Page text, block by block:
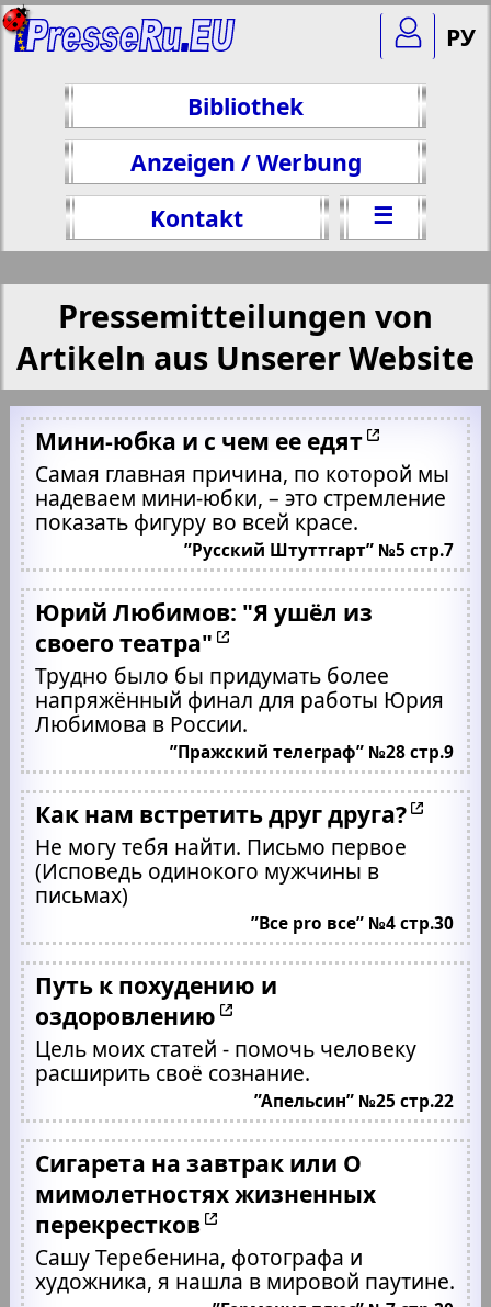
Bibliothek
Anzeigen / Werbung
Kontakt
☰
РУ
Pressemitteilungen von
Artikeln aus Unserer Website
Мини-юбка и с чем ее едят
Самая главная причина, по которой мы
надеваем мини-юбки, – это стремление
показать фигуру во всей красе.
”Русский Штуттгарт” №5 стр.7
Юрий Любимов: "Я ушёл из
своего театра"
Трудно было бы придумать более
напряжённый финал для работы Юрия
Любимова в России.
”Пражский телеграф” №28 стр.9
Как нам встретить друг друга?
Не могу тебя найти. Письмо первое
(Исповедь одинокого мужчины в
письмах)
”Все pro все” №4 стр.30
Путь к похудению и
оздоровлению
Цель моих статей - помочь человеку
расширить своё сознание.
”Апельсин” №25 стр.22
Сигарета на завтрак или О
мимолетностях жизненных
перекрестков
Сашу Теребенина, фотографа и
художника, я нашла в мировой паутине.